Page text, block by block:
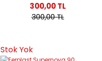
300,00 TL
300,00 TL
Stok Yok